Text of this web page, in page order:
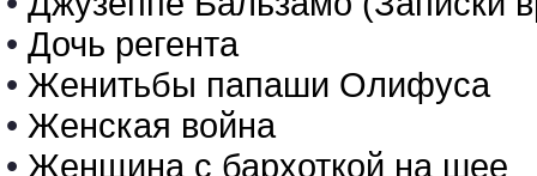
• Дочь регента
• Женитьбы папаши Олифуса
• Женская война
• Женщина с бархоткой на шее